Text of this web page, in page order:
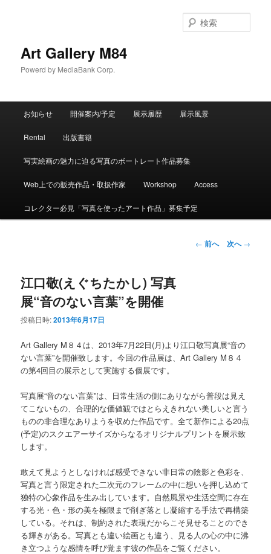
Art Gallery M84
Powerd by MediaBank Corp.
索
メインメニュー
メインコンテンツへ移動
サブコンテンツへ移動
お知らせ 開催案内/予定 展示履歴 展示風景
Rental 出版書籍
写実絵画の魅力に迫る写真のボートレート作品募集
Web上での販売作品・取扱作家 Workshop Access
コレクター必見「写真を使ったアート作品」募集予定
投稿ナビゲーション
← 前へ 次へ→
江口敬(えぐちたかし) 写真
展“音のない言葉”を開催
投稿日時:2013年6月17日
Art Gallery M８４は、2013年7月22日(月)より江口敬写真展“音の
ない言葉”を開催致します。今回の作品展は、Art Gallery M８４
の第4回目の展示として実施する個展です。
写真展“音のない言葉”は、日常生活の側にありながら普段は見え
てこないもの、合理的な価値観ではとらえきれない美しいと言う
ものの非合理なありようを収めた作品です。全て新作による20点
(予定)のスクエアーサイズからなるオリジナルプリントを展示致
します。
敢えて見ようとしなければ感受できない非日常の陰影と色彩を、
写真と言う限定された二次元のフレームの中に想いを押し込めて
独特の心象作品を生み出しています。自然風景や生活空間に存在
する光・色・形の美を極限まで削ぎ落とし凝縮する手法で再構築
している。それは、制約された表現だからこそ見せることのでき
る輝きがある。写真とも違い絵画とも違う、見る人の心の中に沸
き立つような感情を呼び覚ます彼の作品をご覧ください。